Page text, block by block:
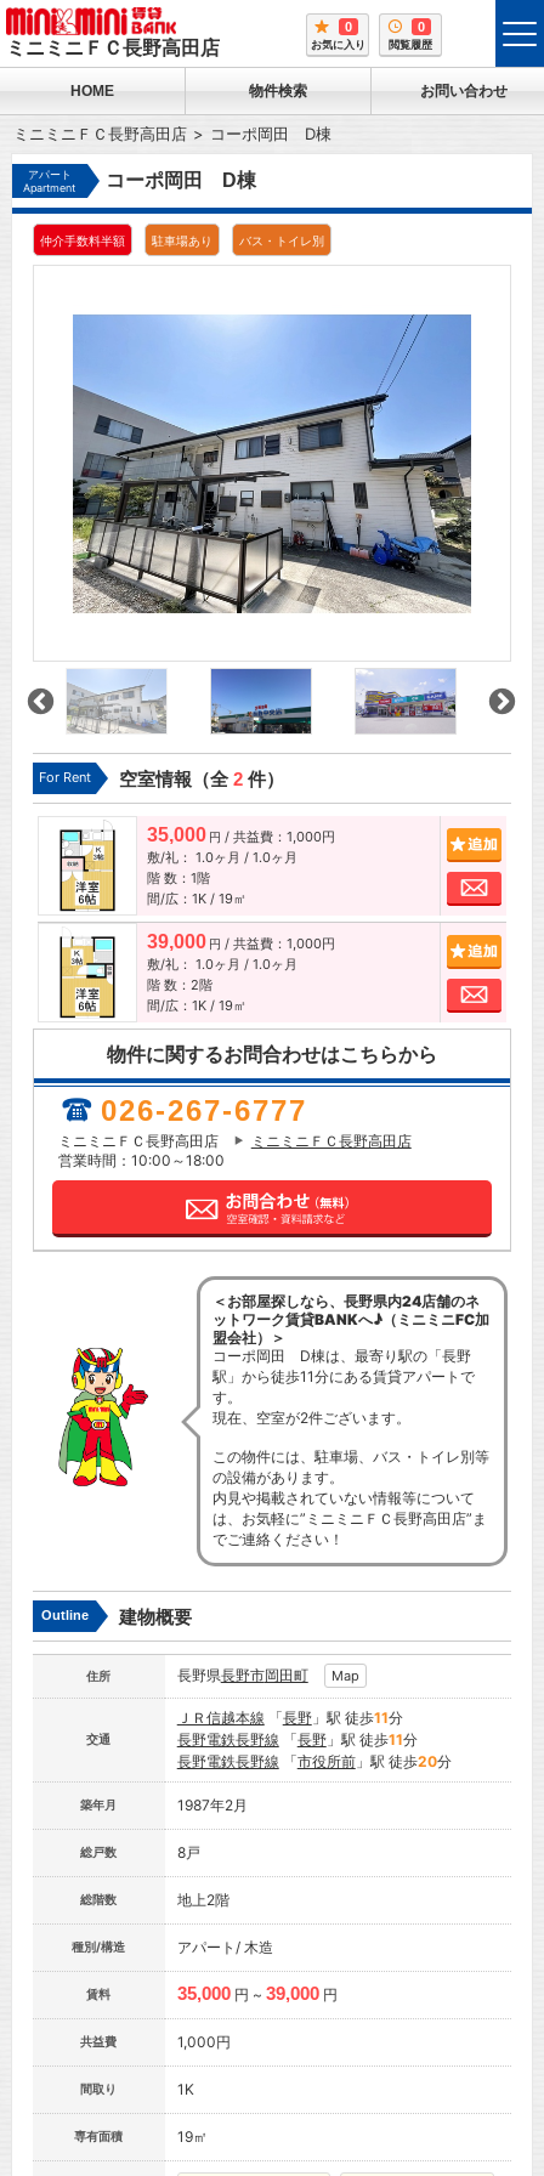
ミニミニＦＣ長野高田店
0
お気に入り
0
閲覧履歴
HOME 物件検索 お問い合わせ
ミニミニＦＣ長野高田店 コーポ岡田 D棟
アパート
Apartment
コーポ岡田 D棟
仲介手数料半額 駐車場あり バス・トイレ別
For Rent 空室情報（全2件）
35,000 円 / 共益費：1,000円
敷/礼： 1.0ヶ月 / 1.0ヶ月
階 数：1階
間/広：1K / 19㎡
お問
39,000 円 / 共益費：1,000円
敷/礼： 1.0ヶ月 / 1.0ヶ月
階 数：2階
間/広：1K / 19㎡
お問
物件に関するお問合わせはこちらから
026-267-6777
ミニミニＦＣ長野高田店
ミニミニＦＣ長野高田店
営業時間：10:00～18:00
＜お部屋探しなら、長野県内24店舗のネ
ットワーク賃貸BANKへ♪（ミニミニFC加
盟会社）＞
コーポ岡田 D棟は、最寄り駅の「長野
駅」から徒歩11分にある賃貸アパートで
す。
現在、空室が2件ございます。
この物件には、駐車場、バス・トイレ別等
の設備があります。
内見や掲載されていない情報等について
は、お気軽に”ミニミニＦＣ長野高田店”ま
でご連絡ください！
Outline 建物概要
住所 長野県長野市岡田町 Map
交通
ＪＲ信越本線 「長野」駅 徒歩11分
長野電鉄長野線 「長野」駅 徒歩11分
長野電鉄長野線 「市役所前」駅 徒歩20分
築年月 1987年2月
総戸数 8戸
総階数 地上2階
種別/構造 アパート/ 木造
賃料 35,000 円 ~ 39,000 円
共益費 1,000円
間取り 1K
専有面積 19㎡